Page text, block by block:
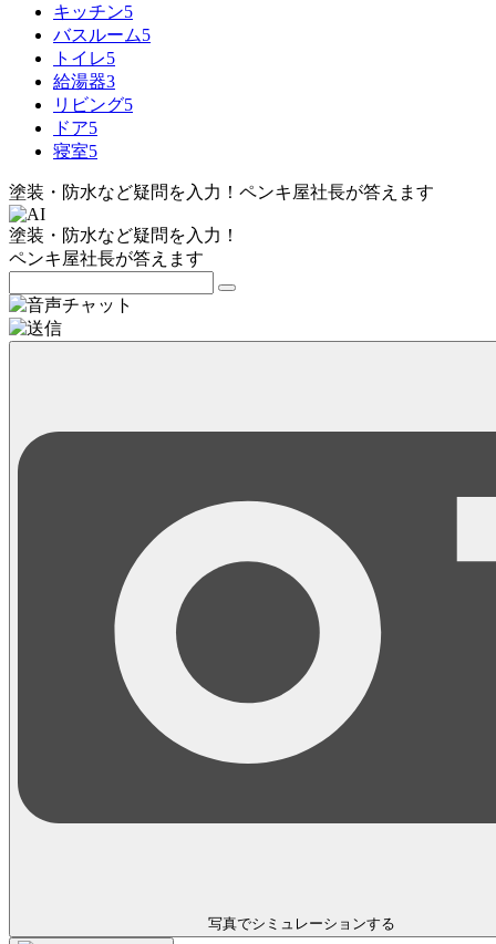
キッチン5
バスルーム5
トイレ5
給湯器3
リビング5
ドア5
寝室5
塗装・防水など疑問を入力！ ペンキ屋社長が答えます
塗装・防水など疑問を入力！
ペンキ屋社長が答えます
写真でシミュレーションする